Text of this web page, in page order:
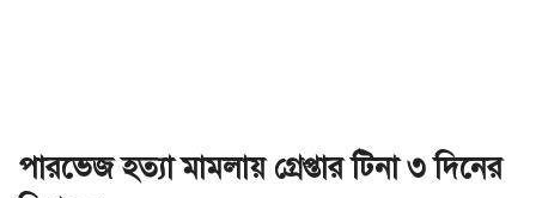
পারভেজ হত্যা মামলায় গ্রেপ্তার টিনা ৩ দিনের